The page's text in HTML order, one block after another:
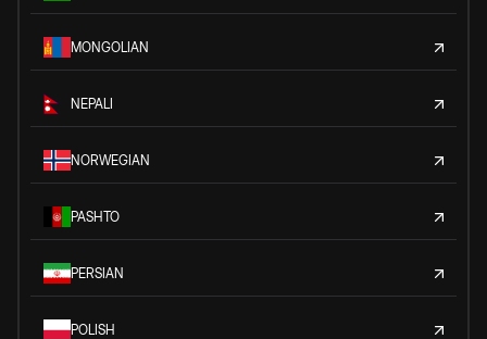
MONGOLIAN
NEPALI
NORWEGIAN
PASHTO
PERSIAN
POLISH